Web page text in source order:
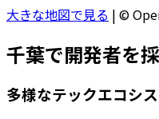
大きな地図で見る | ©
千葉で開発者を
多様なテックエコシ